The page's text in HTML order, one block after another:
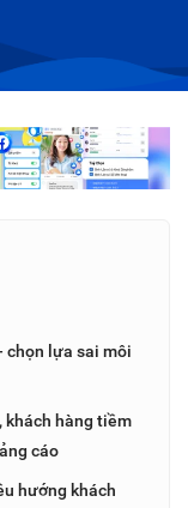
chọn lựa sai môi
khách hàng tiềm
cáo
hướng khách